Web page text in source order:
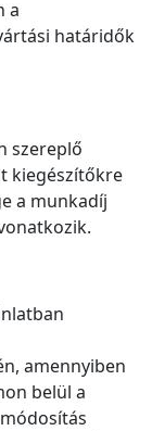
a
határidők
szereplő
kiegészítőkre
a munkadíj
amennyiben
belül a